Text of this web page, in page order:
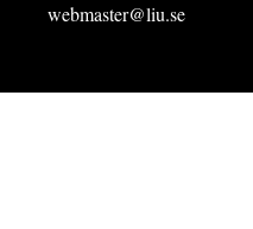
webmaster@liu.se